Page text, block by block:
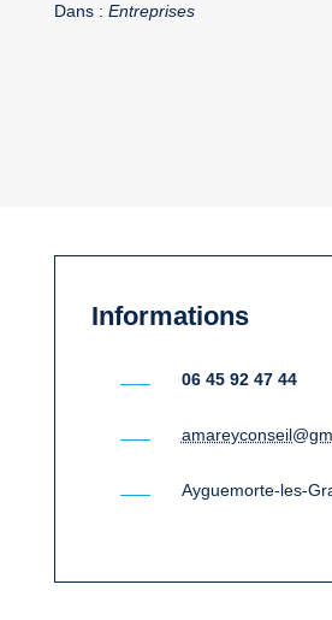
Dans : Entreprises
Informations
06 45 92 47 44
Ayguemorte-les-